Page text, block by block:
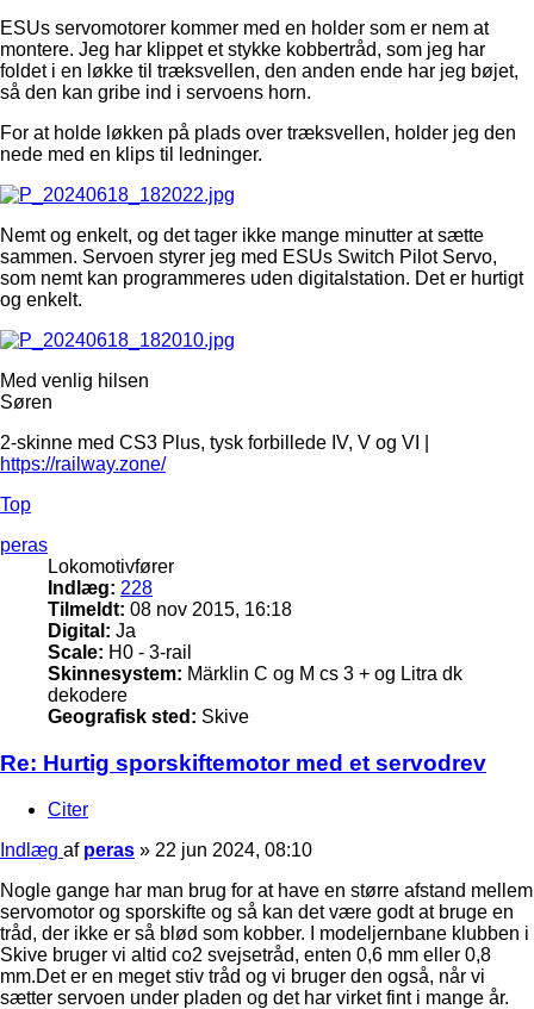
ESUs servomotorer kommer med en holder som er nem at
montere. Jeg har klippet et stykke kobbertråd, som jeg har
foldet i en løkke til træksvellen, den anden ende har jeg bøjet,
så den kan gribe ind i servoens horn.
For at holde løkken på plads over træksvellen, holder jeg den
nede med en klips til ledninger.
Nemt og enkelt, og det tager ikke mange minutter at sætte
sammen. Servoen styrer jeg med ESUs Switch Pilot Servo,
som nemt kan programmeres uden digitalstation. Det er hurtigt
og enkelt.
Med venlig hilsen
Søren
2-skinne med CS3 Plus, tysk forbillede IV, V og VI |
https://railway.zone/
Top
peras
Lokomotivfører
Indlæg: 228
Tilmeldt: 08 nov 2015, 16:18
Digital: Ja
Scale: H0 - 3-rail
Skinnesystem: Märklin C og M cs 3 + og Litra dk
dekodere
Geografisk sted: Skive
Re: Hurtig sporskiftemotor med et servodrev
Citer
Indlæg af peras » 22 jun 2024, 08:10
Nogle gange har man brug for at have en større afstand mellem
servomotor og sporskifte og så kan det være godt at bruge en
tråd, der ikke er så blød som kobber. I modeljernbane klubben i
Skive bruger vi altid co2 svejsetråd, enten 0,6 mm eller 0,8
mm.Det er en meget stiv tråd og vi bruger den også, når vi
sætter servoen under pladen og det har virket fint i mange år.